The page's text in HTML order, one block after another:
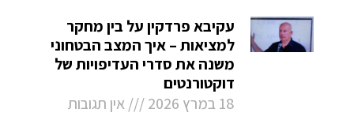
עקיבא פרדקין על בין מחקר
למציאות – איך המצב הבטחוני
משנה את סדרי העדיפויות של
דוקטורנטים
18 במרץ 2026
אין תגובות